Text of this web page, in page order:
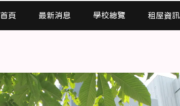
首頁 最新消息 學校總覽
專門學校
高中課程
租屋資訊